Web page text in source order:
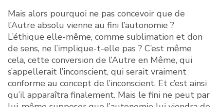
Mais alors pourquoi ne pas concevoir que de
l’Autre absolu vienne au fini l’autonomie ?
L’éthique elle-même, comme sublimation et don
de sens, ne l’implique-t-elle pas ? C’est même
cela, cette conversion de l’Autre en Même, qui
s’appellerait l’inconscient, qui serait vraiment
conforme au concept de l’inconscient. Et c’est ainsi
qu’il apparaîtra finalement. Mais le fini ne peut par